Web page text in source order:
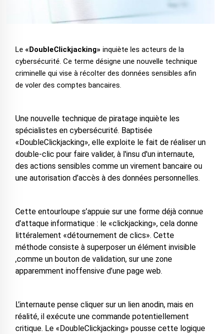
Le «DoubleClickjacking» inquiète les acteurs de la
cybersécurité. Ce terme désigne une nouvelle technique
criminelle qui vise à récolter des données sensibles afin
de voler des comptes bancaires.
Une nouvelle technique de piratage inquiète les
spécialistes en cybersécurité. Baptisée
«DoubleClickjacking», elle exploite le fait de réaliser un
double-clic pour faire valider, à l'insu d'un internaute,
des actions sensibles comme un virement bancaire ou
une autorisation d’accès à des données personnelles.
Cette entourloupe s’appuie sur une forme déjà connue
d’attaque informatique : le «clickjacking», cela donne
littéralement «détournement de clics». Cette
méthode consiste à superposer un élément invisible
,comme un bouton de validation, sur une zone
apparemment inoffensive d’une page web.
L’internaute pense cliquer sur un lien anodin, mais en
réalité, il exécute une commande potentiellement
critique. Le «DoubleClickjacking» pousse cette logique